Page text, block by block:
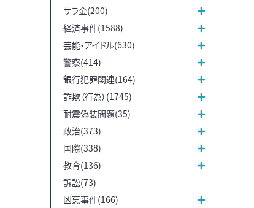
サラ金(200)
経済事件(1588)
芸能・アイドル(630)
警察(414)
銀行犯罪関連(164)
詐欺（行為）(1745)
耐震偽装問題(35)
政治(373)
国際(338)
教育(136)
訴訟(73)
凶悪事件(166)